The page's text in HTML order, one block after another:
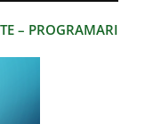
– PROGRAMARI